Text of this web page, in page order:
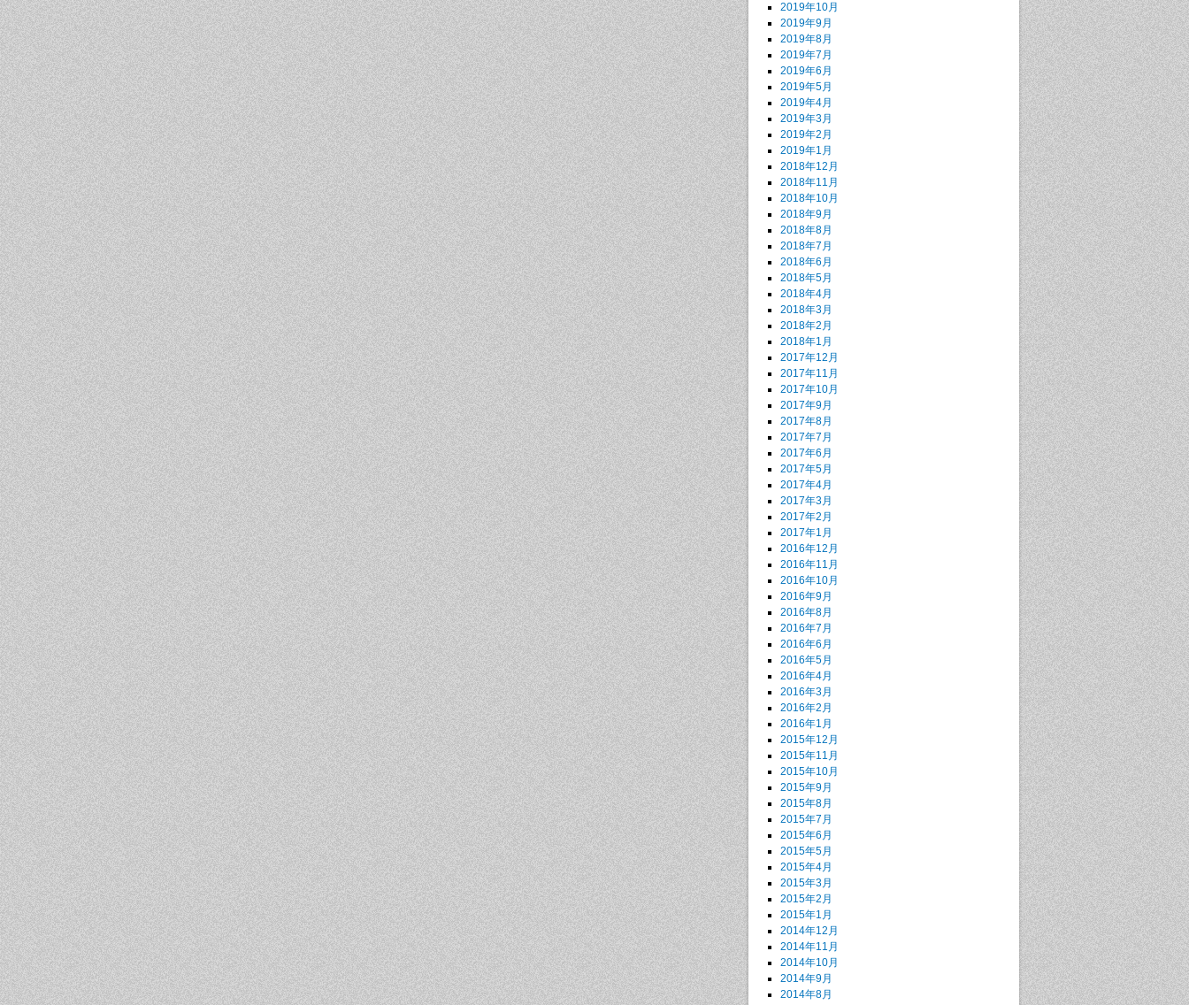
2019年10月
2019年9月
2019年8月
2019年7月
2019年6月
2019年5月
2019年4月
2019年3月
2019年2月
2019年1月
2018年12月
2018年11月
2018年10月
2018年9月
2018年8月
2018年7月
2018年6月
2018年5月
2018年4月
2018年3月
2018年2月
2018年1月
2017年12月
2017年11月
2017年10月
2017年9月
2017年8月
2017年7月
2017年6月
2017年5月
2017年4月
2017年3月
2017年2月
2017年1月
2016年12月
2016年11月
2016年10月
2016年9月
2016年8月
2016年7月
2016年6月
2016年5月
2016年4月
2016年3月
2016年2月
2016年1月
2015年12月
2015年11月
2015年10月
2015年9月
2015年8月
2015年7月
2015年6月
2015年5月
2015年4月
2015年3月
2015年2月
2015年1月
2014年12月
2014年11月
2014年10月
2014年9月
2014年8月